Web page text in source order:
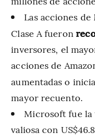
Las acciones
Clase A fueron
inversores, el
acciones de
aumentadas o
mayor recuento.
Microsoft fue la
valiosa con